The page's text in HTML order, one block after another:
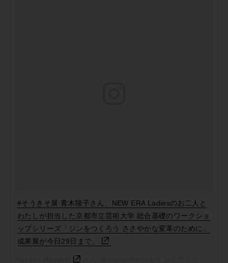
#そうきそ展 青木陵子さん、NEW ERA Ladiesのお二人と
わたしが担当した京都市立芸術大学 総合基礎のワークショ
ップシリーズ「ジンをつくろう ささやかな変革のために」
成果展が今日29日まで。